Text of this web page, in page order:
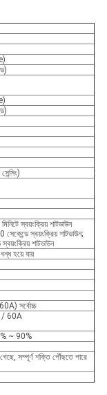
স্বয়ংক্রিয় শাটডাউন
স্বয়ংক্রিয় শাটডাউন;
শাটডাউন
হয়ে যায়
সর্বোচ্চ
/ 60A
~ 90%
সম্পূর্ণ শক্তি পৌঁছতে পারে